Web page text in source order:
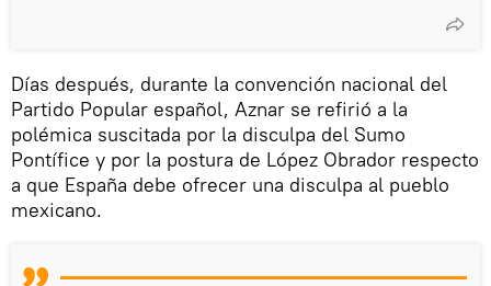
Días después, durante la convención nacional del
Partido Popular español, Aznar se refirió a la
polémica suscitada por la disculpa del Sumo
Pontífice y por la postura de López Obrador respecto
a que España debe ofrecer una disculpa al pueblo
mexicano.